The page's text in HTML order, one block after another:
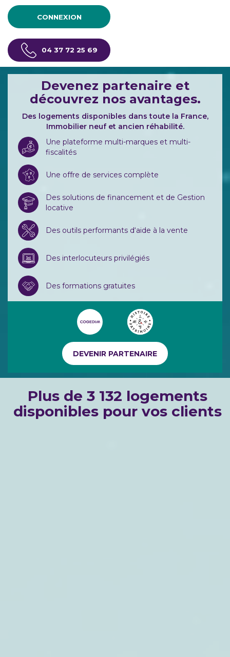
CONNEXION
04 37 72 25 69
Devenez partenaire et
découvrez nos avantages.
Des logements disponibles dans toute la France,
Immobilier neuf et ancien réhabilité.
Une plateforme multi-marques et multi-
fiscalités
Une offre de services complète
Des solutions de financement et de Gestion
locative
Des outils performants d‘aide à la vente
Des interlocuteurs privilégiés
Des formations gratuites
DEVENIR PARTENAIRE
Plus de 3 132 logements
disponibles pour vos clients